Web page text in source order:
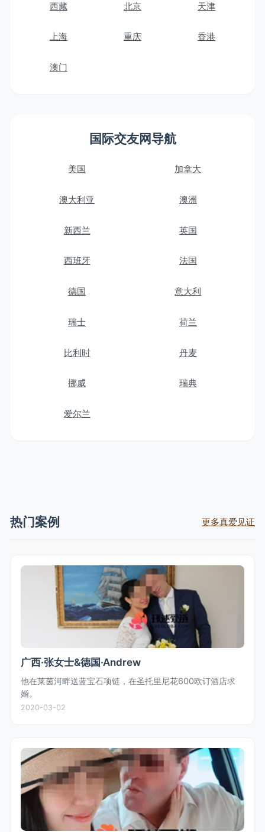
西藏 北京 天津
上海 重庆 香港
澳门
国际交友网导航
美国 加拿大
澳大利亚 澳洲
新西兰 英国
西班牙 法国
德国 意大利
瑞士 荷兰
比利时 丹麦
挪威 瑞典
爱尔兰
热门案例 更多真爱见证
广西·张女士&德国·Andrew
他在莱茵河畔送蓝宝石项链，在圣托里尼花600欧订酒店求
婚。
2020-03-02